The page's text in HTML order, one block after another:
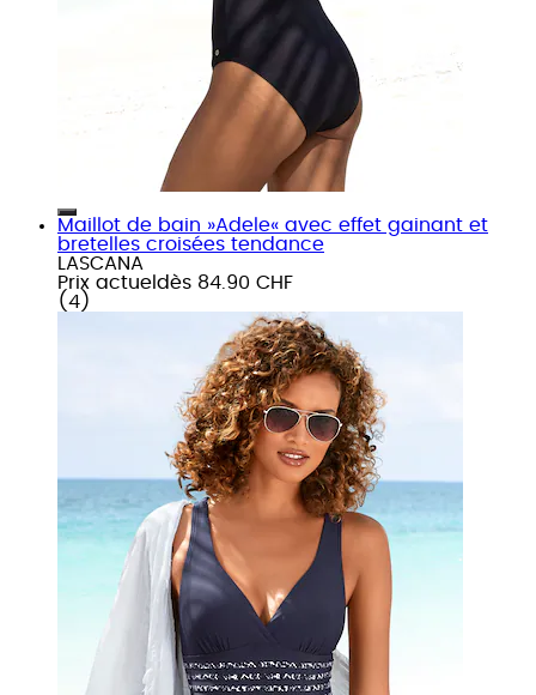
Maillot de bain »Adele« avec effet gainant et
bretelles croisées tendance
LASCANA
Prix actuel dès 84.90 CHF
( 4 )